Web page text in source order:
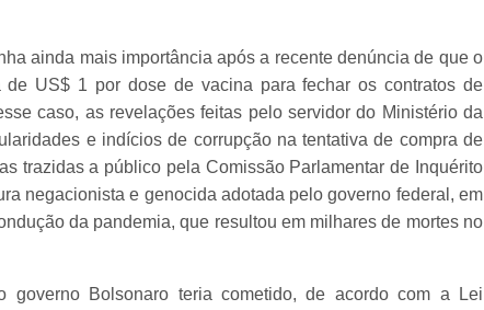
ainda mais importância após a recente denúncia de que o
de US$ 1 por dose de vacina para fechar os contratos de
caso, as revelações feitas pelo servidor do Ministério da
e indícios de corrupção na tentativa de compra de
trazidas a público pela Comissão Parlamentar de Inquérito
negacionista e genocida adotada pelo governo federal, em
da pandemia, que resultou em milhares de mortes no
governo Bolsonaro teria cometido, de acordo com a Lei